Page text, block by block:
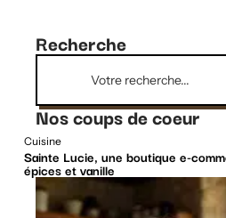
Recherche
Nos coups de coeur
Cuisine
Sainte Lucie, une boutique e-
épices et vanille